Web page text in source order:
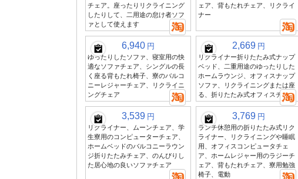
チェア。座ったりリクライニング
したりして、二用途の怠け者ソフ
ァとして使えます
ェア、背もたれチェア、リクライ
ナー
6,940 円
ゆったりしたソファ、寝室用の快
適なソファチェア、シングルの長
く座る背もたれ椅子、寮のバルコ
ニーレジャーチェア、リクライニ
ングチェア
2,669 円
リクライナー折りたたみ式ナップ
ベッド、二重用途のゆったりした
ホームラウンジ、オフィスナップ
ソファ、リクライニングまたは座
る、折りたたみ式オフィスチェア
3,539 円
リクライナー、ムーンチェア、学
生寮用のコンピューターチェア、
ホームベッドのバルコニーラウン
ジ折りたたみチェア、のんびりし
た居心地の良いソファチェア
3,769 円
ランチ休憩用の折りたたみ式リク
ライナー、リクライニングや睡眠
用、オフィスコンピュータチェ
ア、ホームレジャー用のラジーチ
ェア、背もたれチェア、寮用勉強
椅子、電動